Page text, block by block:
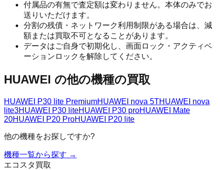
付属品の有無で査定額は変わりません。本体のみでお
送りいただけます。
分割の残債・ネットワーク利用制限がある場合は、減
額または買取不可となることがあります。
データはご自身で初期化し、画面ロック・アクティベ
ーションロックを解除してください。
HUAWEI の他の機種の買取
HUAWEI P30 lite PremiumHUAWEI nova 5THUAWEI nova
lite3HUAWEI P30 liteHUAWEI P30 proHUAWEI Mate
20HUAWEI P20 ProHUAWEI P20 lite
他の機種をお探しですか?
機種一覧から探す →
エコスタ買取